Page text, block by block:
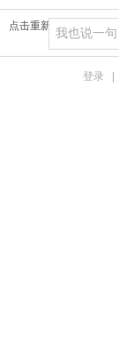
点击重新加载
登录